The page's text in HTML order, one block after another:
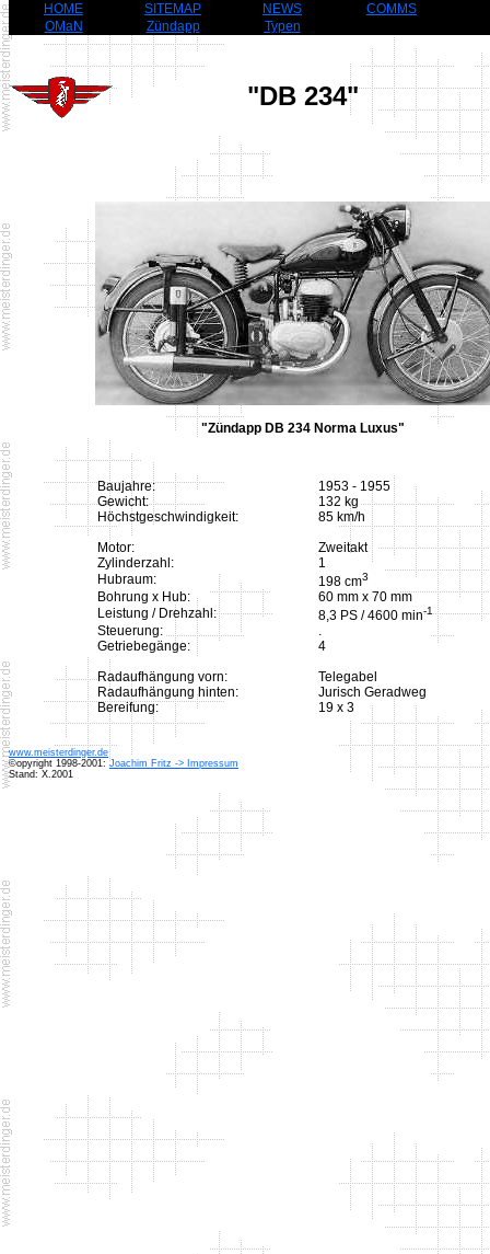
HOME SITEMAP NEWS
COMMS
OMaN
Zündapp Typen
"DB 234"
"Zündapp DB 234 Norma Luxus"
Baujahre:
1953 - 1955
Gewicht:
132 kg
Höchstgeschwindigkeit:
85 km/h
Motor:
Zweitakt
Zylinderzahl:
1
Hubraum:
198 cm3
Bohrung x Hub:
60 mm x 70 mm
Leistung / Drehzahl:
8,3 PS / 4600 min-1
Steuerung:
.
Getriebegänge:
4
Radaufhängung vorn:
Telegabel
Radaufhängung hinten:
Jurisch Geradweg
Bereifung:
19 x 3
www.meisterdinger.de
©opyright 1998-2001: Joachim Fritz -> Impressum
Stand: X.2001